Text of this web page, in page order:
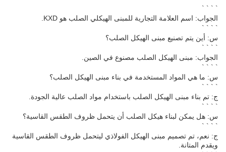
` ` ` `
الجواب: اسم العلامة التجارية للمبنى الهيكلي الصلب هو KXD.
` ` ` `
س: أين يتم تصنيع مبنى الهيكل الصلب؟
` ` ` `
الجواب: مبنى الهيكل الصلب مصنوع في الصين.
` ` ` `
س: ما هي المواد المستخدمة في بناء مبنى الهيكل الصلب؟
` ` ` `
ج: تم بناء مبنى الهيكل الصلب باستخدام مواد الصلب عالية الجودة.
` ` ` `
س: هل يمكن لبناء هيكل الصلب أن يتحمل ظروف الطقس القاسية؟
` ` ` `
ج: نعم، تم تصميم مبنى الهيكل الفولاذي ليتحمل ظروف الطقس القاسية
ويقدم المتانة.